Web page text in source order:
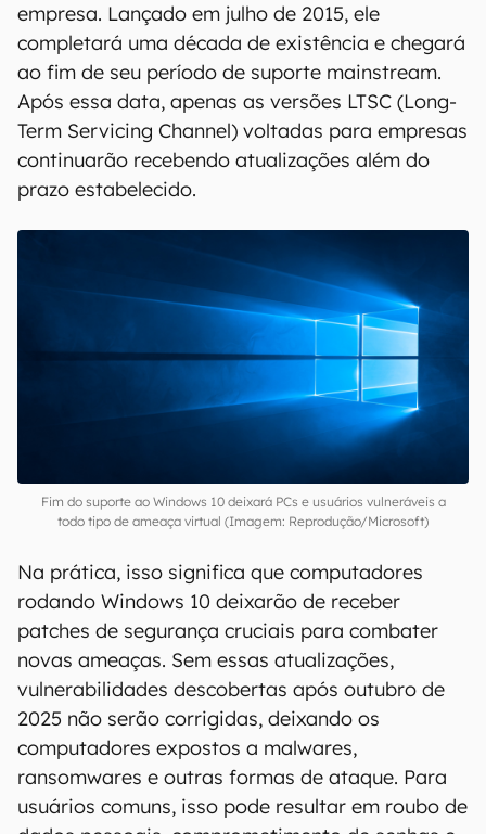
empresa. Lançado em julho de 2015, ele
completará uma década de existência e chegará
ao fim de seu período de suporte mainstream.
Após essa data, apenas as versões LTSC (Long-
Term Servicing Channel) voltadas para empresas
continuarão recebendo atualizações além do
prazo estabelecido.
Fim do suporte ao Windows 10 deixará PCs e usuários vulneráveis a
todo tipo de ameaça virtual (Imagem: Reprodução/Microsoft)
Na prática, isso significa que computadores
rodando Windows 10 deixarão de receber
patches de segurança cruciais para combater
novas ameaças. Sem essas atualizações,
vulnerabilidades descobertas após outubro de
2025 não serão corrigidas, deixando os
computadores expostos a malwares,
ransomwares e outras formas de ataque. Para
usuários comuns, isso pode resultar em roubo de